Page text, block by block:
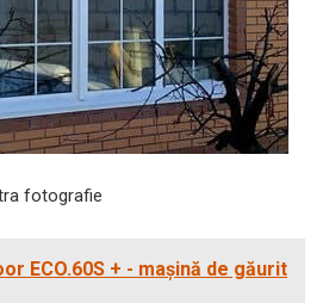
fotografie
ECO.60S + - mașină de găurit